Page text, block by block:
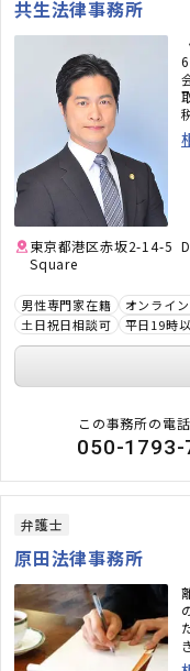
共生法律事務所
東京都港区赤坂2-14-5
Square
男性専門家在籍 オンライ
土日祝日相談可
平日19時
この事務所の電
050-1793-
弁護士
原田法律事務所